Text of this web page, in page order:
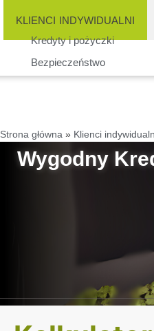
KLIENCI INDYWIDUALNI
Kredyty i pożyczki
Bezpieczeństwo
Strona główna» Klienci
Wygodny